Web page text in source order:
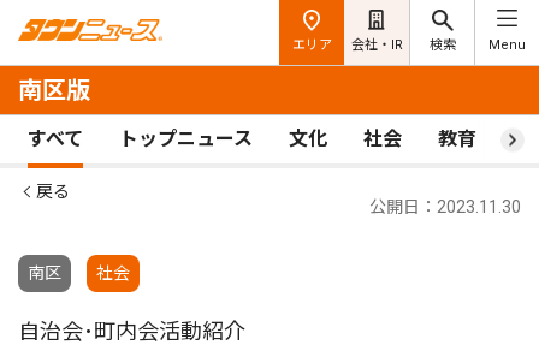
エリア 会社・IR 検索 Menu
南区版
すべて トップニュース 文化 社会 教育 ス
戻る
南区 社会
公開日：2023.11.30
自治会･町内会活動紹介